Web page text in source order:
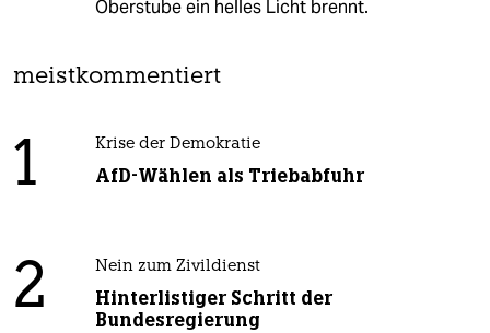
Oberstube ein helles Licht brennt.
meistkommentiert
1 Krise der Demokratie
AfD-Wählen als Triebabfuhr
2 Nein zum Zivildienst
Hinterlistiger Schritt der
Bundesregierung